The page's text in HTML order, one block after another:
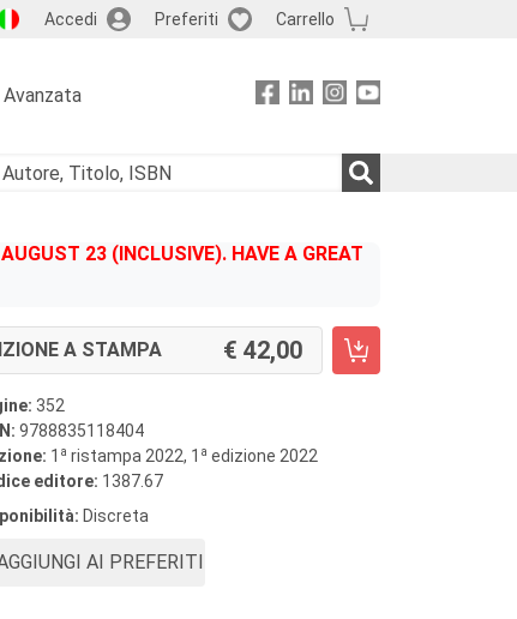
Accedi Preferiti Carrello
23 (INCLUSIVE). HAVE A GREAT
A STAMPA 42,00
352
9788835118404
1 a ristampa 2022, 1 a edizione 2022
editore: 1387.67
Discreta
AI PREFERITI